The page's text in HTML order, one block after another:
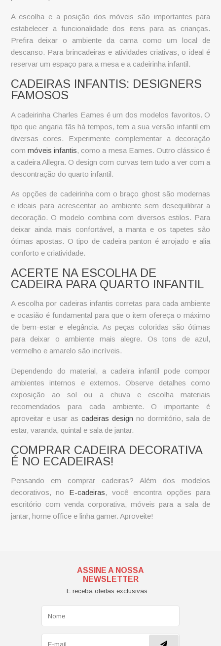
A escolha e a posição dos móveis são importantes para
estabelecer a funcionalidade dos itens para as crianças.
Prefira deixar o ambiente da cama como um local de
descanso. Para brincadeiras e atividades criativas, o ideal é
reservar um espaço para a mesa e a cadeirinha infantil.
CADEIRAS INFANTIS: DESIGNERS
FAMOSOS
A cadeirinha Charles Eames é um dos modelos favoritos. O
tipo que angaria fãs há tempos, tem a sua versão infantil em
diversas cores. Experimente complementar a decoração
com móveis infantis, como a mesa Eames. Outro clássico é
a cadeira Allegra. O design com curvas tem tudo a ver com a
descontração do quarto infantil.
As opções de cadeirinha com o braço ghost são modernas
e ideais para acrescentar ao ambiente sem desequilibrar a
decoração. O modelo combina com diversos estilos. Para
deixar ainda mais confortável, a manta e os tapetes são
ótimas apostas. O tipo de cadeira panton é arrojado e alia
conforto e criatividade.
ACERTE NA ESCOLHA DE
CADEIRA PARA QUARTO INFANTIL
A escolha por cadeiras infantis corretas para cada ambiente
e ocasião é fundamental para que o item ofereça o máximo
de bem-estar e elegância. As peças coloridas são ótimas
para deixar o ambiente mais alegre. Os tons de azul,
vermelho e amarelo são incríveis.
Dependendo do material, a cadeira infantil pode compor
ambientes internos e externos. Observe detalhes como
exposição ao sol ou a chuva e escolha materiais
recomendados para cada ambiente. O importante é
aproveitar e usar as cadeiras designno dormitório, sala de
estar, varanda, quintal e sala de jantar.
COMPRAR CADEIRA DECORATIVA
É NO ECADEIRAS!
Pensando em comprar cadeiras? Além dos modelos
decorativos, no E-cadeiras, você encontra opções para
escritório com venda corporativa, móveis para a sala de
jantar, home office e linha gamer. Aproveite!
ASSINE A NOSSA
NEWSLETTER
E receba ofertas exclusivas